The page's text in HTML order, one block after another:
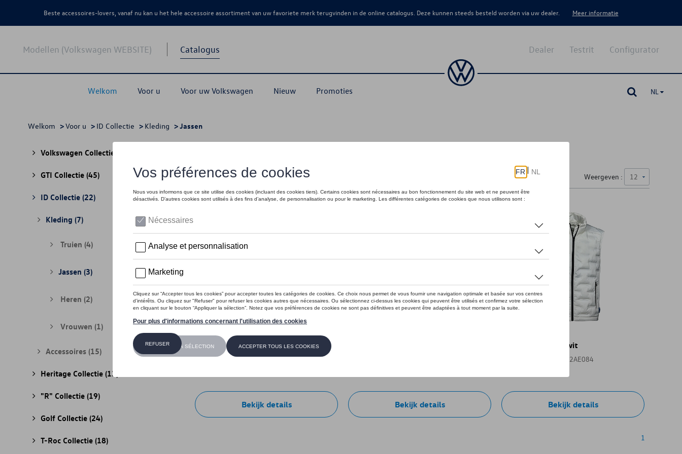
Beste accessoires-lovers, vanaf nu kan u het hele accessoire assortiment van uw favoriete merk terugvinden in de online catalogus. Deze kunnen steeds besteld worden via uw dealer. Meer informatie
Modellen (Volkswagen WEBSITE) Catalogus
Welkom Voor u Voor uw Volkswagen Nieuw Promoties
Configurator
Testrit
Dealer
NL
Welkom >Voor u > ID Collectie > Kleding > Jassen
Volkswagen Collectie
GTI Collectie (45)
ID Collectie (22)
Kleding (7)
Truien (4)
Jassen (3)
Heren (2)
Vrouwen (1)
Accessoires (15)
Heritage Collectie (13)
"R" Collectie (19)
Golf Collectie (24)
T-Roc Collectie (18)
Weergeven :
VW hybride jas ID logo, wit
Referentie: 11A084018AD084
Bekijk details Bekijk details
VW vest ID logo, wit
Referentie: 11A084032AE084
Bekijk details
1